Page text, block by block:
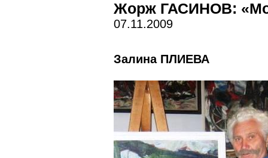
Жорж ГАСИНОВ:
07.11.2009
Залина ПЛИЕВА